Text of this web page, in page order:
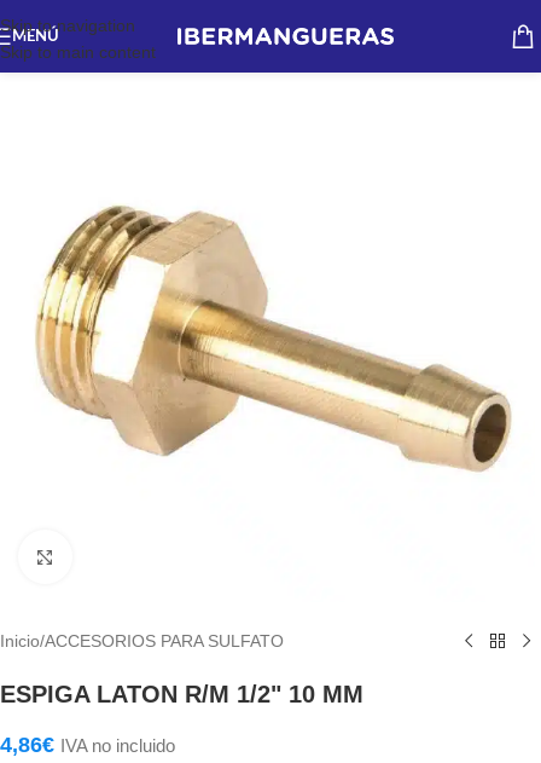
Skip to navigation
Skip to main content
MENÚ
Inicio/ACCESORIOS PARA SULFATO
ESPIGA LATON R/M 1/2" 10 MM
4,86€ IVA no incluido